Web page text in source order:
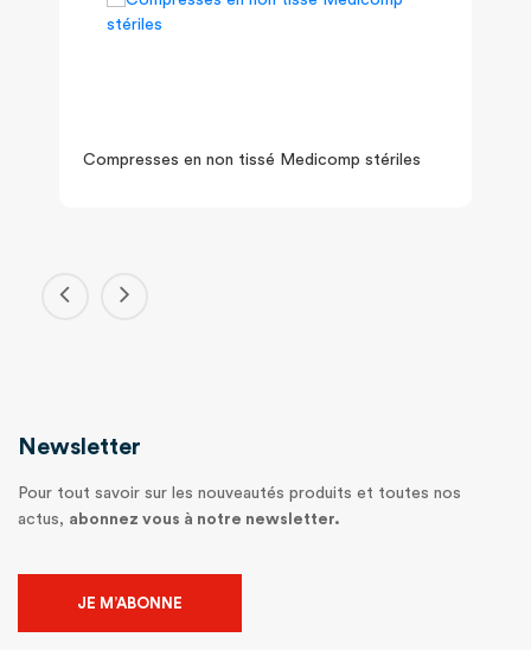
Compresses en non tissé Medicomp stériles
Newsletter
Pour tout savoir sur les nouveautés produits et toutes nos
actus, abonnez vous à notre newsletter.
JE M’ABONNE